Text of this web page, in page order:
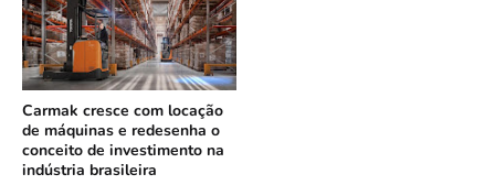
Carmak cresce com locação
de máquinas e redesenha o
conceito de investimento na
indústria brasileira